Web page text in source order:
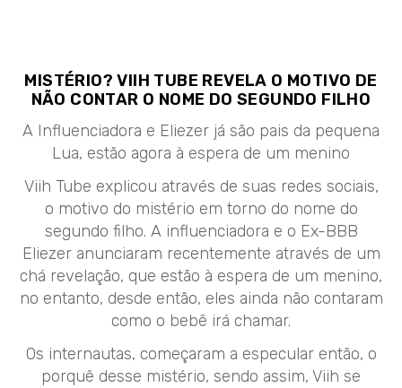
MISTÉRIO? VIIH TUBE REVELA O MOTIVO DE
NÃO CONTAR O NOME DO SEGUNDO FILHO
A Influenciadora e Eliezer já são pais da pequena
Lua, estão agora à espera de um menino
Viih Tube explicou através de suas redes sociais,
o motivo do mistério em torno do nome do
segundo filho. A influenciadora e o Ex-BBB
Eliezer anunciaram recentemente através de um
chá revelação, que estão à espera de um menino,
no entanto, desde então, eles ainda não contaram
como o bebê irá chamar.
Os internautas, começaram a especular então, o
porquê desse mistério, sendo assim, Viih se